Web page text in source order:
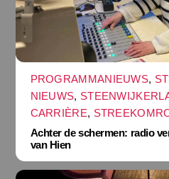
PROGRAMMANIEUWS,
NIEUWS,
CARRIÈRE,
Achter de schermen: radio
van Hien